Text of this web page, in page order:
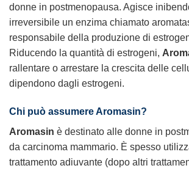
donne in postmenopausa. Agisce
irreversibile un enzima chiamato
responsabile della produzione di
Riducendo la quantità di estrogeni,
rallentare o arrestare la crescita delle
dipendono dagli estrogeni.
Chi può assumere Aromasin?
Aromasin è destinato alle donne in
da carcinoma mammario. È spesso
trattamento adiuvante (dopo altri